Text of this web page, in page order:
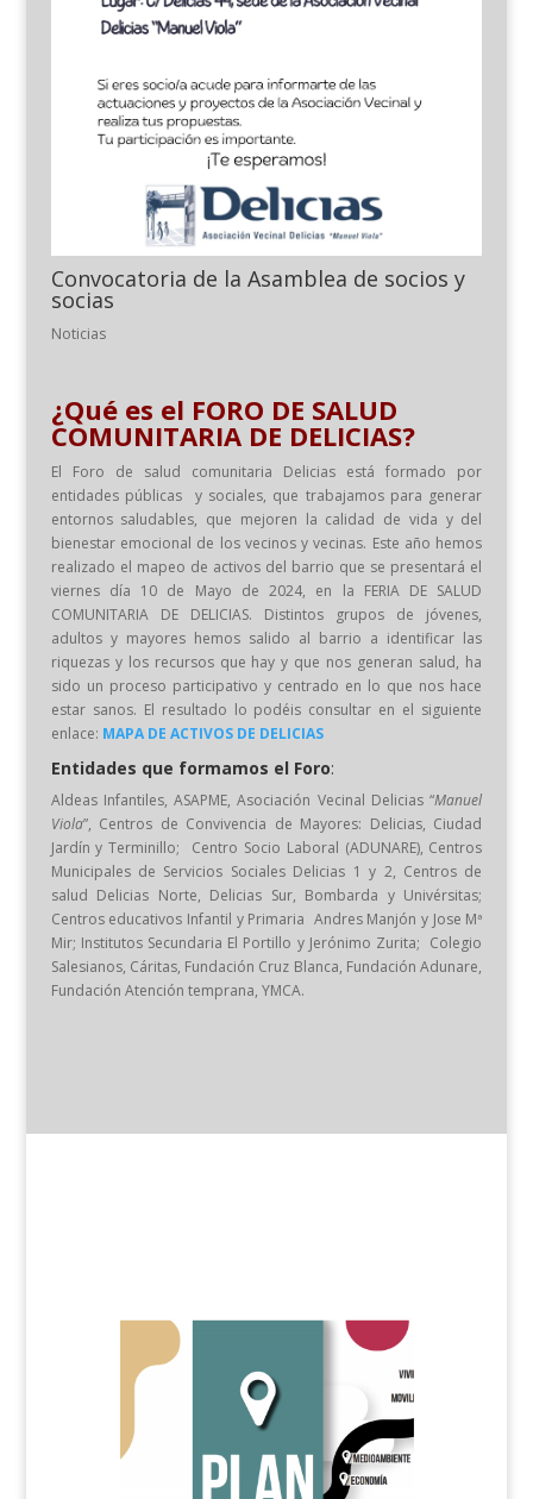
Convocatoria de la Asamblea de socios y
socias
Noticias
¿Qué es el FORO DE SALUD
COMUNITARIA DE DELICIAS?
El Foro de salud comunitaria Delicias está formado por
entidades públicas y sociales, que trabajamos para generar
entornos saludables, que mejoren la calidad de vida y del
bienestar emocional de los vecinos y vecinas. Este año hemos
realizado el mapeo de activos del barrio que se presentará el
viernes día 10 de Mayo de 2024, en la FERIA DE SALUD
COMUNITARIA DE DELICIAS. Distintos grupos de jóvenes,
adultos y mayores hemos salido al barrio a identificar las
riquezas y los recursos que hay y que nos generan salud, ha
sido un proceso participativo y centrado en lo que nos hace
estar sanos. El resultado lo podéis consultar en el siguiente
enlace: MAPA DE ACTIVOS DE DELICIAS
Entidades que formamos el Foro:
Aldeas Infantiles, ASAPME, Asociación Vecinal Delicias “Manuel
Viola”, Centros de Convivencia de Mayores: Delicias, Ciudad
Jardín y Terminillo; Centro Socio Laboral (ADUNARE), Centros
Municipales de Servicios Sociales Delicias 1 y 2, Centros de
salud Delicias Norte, Delicias Sur, Bombarda y Univérsitas;
Centros educativos Infantil y Primaria Andres Manjón y Jose Mª
Mir; Institutos Secundaria El Portillo y Jerónimo Zurita; Colegio
Salesianos, Cáritas, Fundación Cruz Blanca, Fundación Adunare,
Fundación Atención temprana, YMCA.